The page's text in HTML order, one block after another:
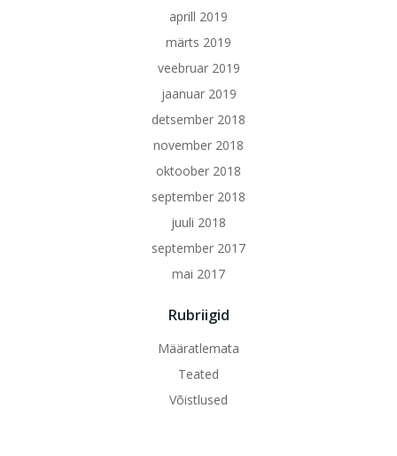
aprill 2019
märts 2019
veebruar 2019
jaanuar 2019
detsember 2018
november 2018
oktoober 2018
september 2018
juuli 2018
september 2017
mai 2017
Rubriigid
Määratlemata
Teated
Võistlused